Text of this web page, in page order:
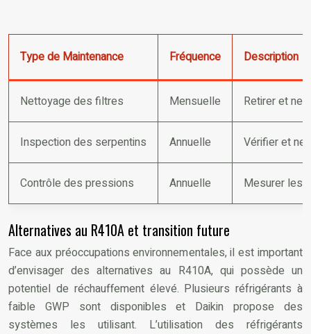
Type de Maintenance Fréquence Description
Nettoyage des filtres Mensuelle Retirer et
Inspection des serpentins Annuelle Vérifier et
Contrôle des pressions Annuelle Mesurer les
Alternatives au R410A et transition future
Face aux préoccupations environnementales, il est important
d’envisager des alternatives au R410A, qui possède un
potentiel de réchauffement élevé. Plusieurs réfrigérants à
faible GWP sont disponibles et Daikin propose des
systèmes les utilisant. L’utilisation des réfrigérants